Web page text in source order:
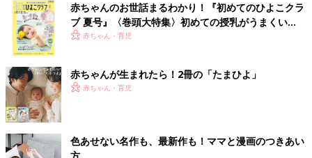
赤ちゃんのお世話まるわかり！『初めてのひよこクラ
ブ 夏号』〈巻頭大特集〉初めての授乳がうまくい
く！ おっぱい・ミルクの基本と夏のトラブル 解決テ
赤ちゃん・育児
赤ちゃんが生まれたら！2冊の「たまひよ」
赤ちゃん・育児
色あせない名作も、最新作も！ママと漫画のつきあい